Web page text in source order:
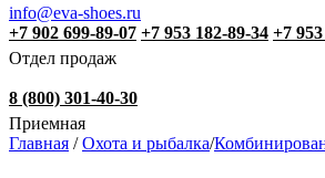
info@eva-shoes.ru
+7 902 699-89-07 +7 953 182-89-34 +7
Отдел продаж
8 (800) 301-40-30
Приемная
Главная / Охота и рыбалка/